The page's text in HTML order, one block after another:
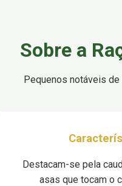
Sobre a
Pequenos notáveis
Destacam-se pela
asas que tocam o